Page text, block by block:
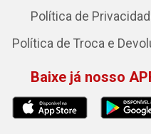
Política de
Política de Troca e
Baixe já nosso